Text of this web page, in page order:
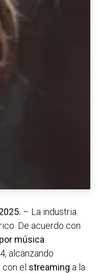
– La industria
De acuerdo con
música
alcanzando
con el streaming a la